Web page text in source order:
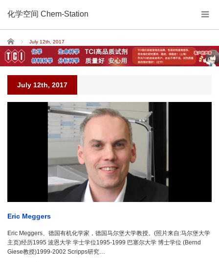
化学空间 Chem-Station
Home July 12th, 2017
July 12th, 2017
Eric Meggers
Eric Meggers、德国有机化学家，德国马尔堡大学教授。(照片来自:马尔堡大学
主页)经历1995 波恩大学 学士学位1995-1999 巴塞尔大学 博士学位 (Bernd
Giese教授)1999-2002 Scripps研究…